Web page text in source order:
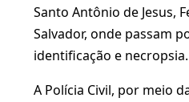
Santo Antônio de Jesus,
Salvador, onde passam
identificação e necropsia.
A Polícia Civil, por meio